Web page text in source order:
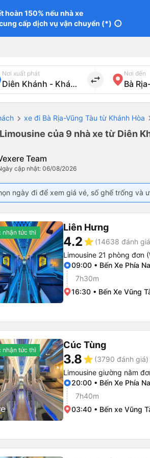
hoàn 150% nếu nhà xe
cấp dịch vụ vận chuyển (*) info
Nơi xuất phát
import_export
Nơi đến
xe đi Bà Rịa-Vũng Tàu từ Khánh Hòa
của 9 nhà xe từ Diên
Team
cập nhật: 06/08/2026
ngày đi để xem giá vé, số ghế trống và
nhận tức thì Liên Hưng
4.2star (14638 đánh
Limousine 21 phòng đơn
09:00 • Bến Xe Phía
7h30m
16:30 • Bến Xe Vũng
nhận tức thì Cúc Tùng
3.8star (3790 đánh giá)
Limousine giường nằm
20:00 • Bến Xe Phía
7h40m
03:40 • Bến xe Vũng